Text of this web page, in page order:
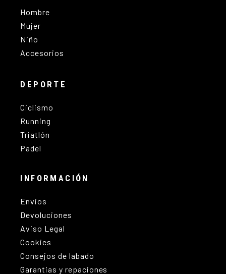
Hombre
Mujer
Niño
Accesorios
DEPORTE
Ciclismo
Running
Triatlón
Padel
INFORMACIÓN
Envios
Devoluciones
Aviso Legal
Cookies
Consejos de labado
Garantias y repaciones